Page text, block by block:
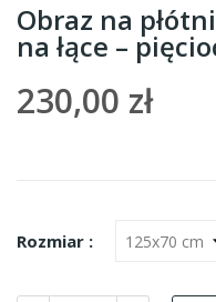
Obraz na
na łące –
230,00 zł
Rozmiar :